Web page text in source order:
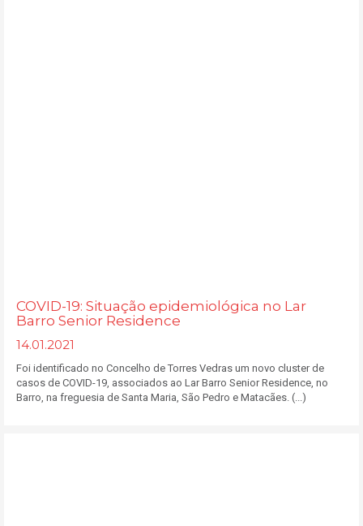
COVID-19: Situação epidemiológica no Lar
Barro Senior Residence
14.01.2021
Foi identificado no Concelho de Torres Vedras um novo cluster de
casos de COVID-19, associados ao Lar Barro Senior Residence, no
Barro, na freguesia de Santa Maria, São Pedro e Matacães. (...)